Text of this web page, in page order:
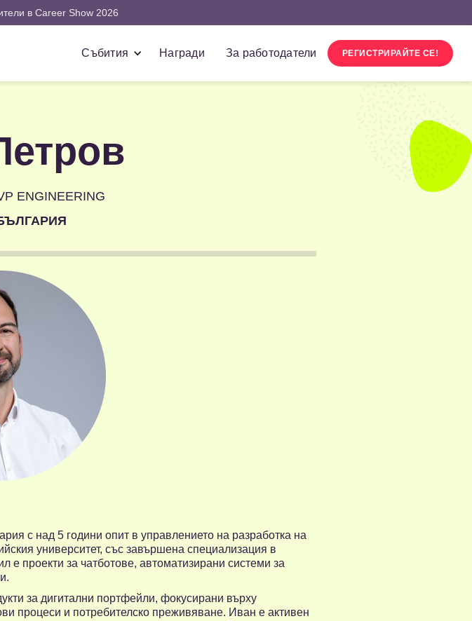
в Career Show 2026
Събития Награди За работодатели РЕГИСТРИРАЙТЕ СЕ!
ENGINEERING
БЪЛГАРИЯ
с над 5 години опит в управлението на разработка на
университет, със завършена специализация в
е проекти за чатботове, автоматизирани системи за
за дигитални портфейли, фокусирани върху
процеси и потребителско преживяване. Иван е активен